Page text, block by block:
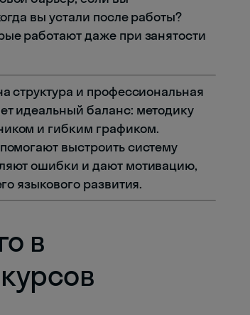
вы устали после работы?
работают даже при занятости
структура и профессиональная
идеальный баланс: методику
и гибким графиком.
выстроить систему
ошибки и дают мотивацию,
языкового развития.
в